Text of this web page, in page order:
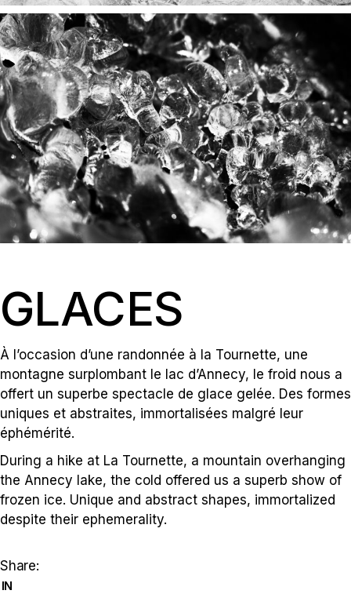
GLACES
À l’occasion d’une randonnée à la Tournette, une
montagne surplombant le lac d’Annecy, le froid nous a
offert un superbe spectacle de glace gelée. Des formes
uniques et abstraites, immortalisées malgré leur
éphémérité.
During a hike at La Tournette, a mountain overhanging
the Annecy lake, the cold offered us a superb show of
frozen ice. Unique and abstract shapes, immortalized
despite their ephemerality.
Share:
IN